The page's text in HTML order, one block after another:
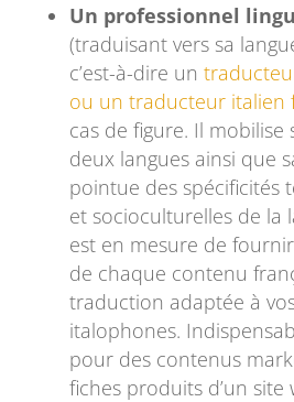
Un professionnel
(traduisant vers sa
c’est-à-dire un
ou un traducteur italien
cas de figure. Il mobilise
deux langues ainsi que
pointue des spécificités
et socioculturelles de la
est en mesure de
de chaque contenu
traduction adaptée à
italophones.
pour des contenus
fiches produits d’un site